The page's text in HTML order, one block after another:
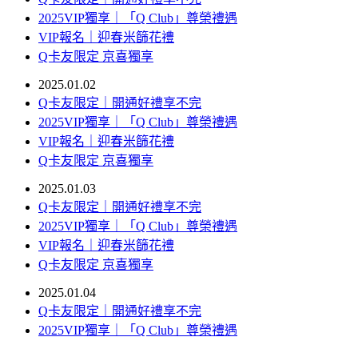
2025VIP獨享｜「Q Club」尊榮禮遇
VIP報名｜迎春米篩花禮
Q卡友限定 京喜獨享
2025.01.02
Q卡友限定｜開通好禮享不完
2025VIP獨享｜「Q Club」尊榮禮遇
VIP報名｜迎春米篩花禮
Q卡友限定 京喜獨享
2025.01.03
Q卡友限定｜開通好禮享不完
2025VIP獨享｜「Q Club」尊榮禮遇
VIP報名｜迎春米篩花禮
Q卡友限定 京喜獨享
2025.01.04
Q卡友限定｜開通好禮享不完
2025VIP獨享｜「Q Club」尊榮禮遇